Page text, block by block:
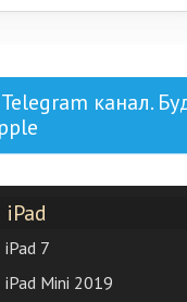
канал.
iPad
iPad 7
iPad Mini 2019